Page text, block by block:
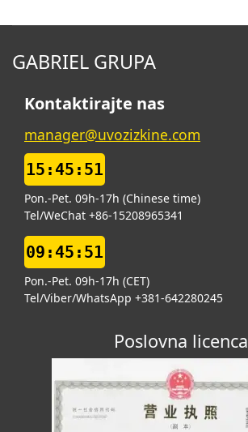
GABRIEL GRUPA
Kontaktirajte nas
manager@uvozizkine.com
15:45:52
Pon.-Pet. 09h-17h (Chinese time)
Tel/WeChat +86-15208965341
09:45:52
Pon.-Pet. 09h-17h (CET)
Tel/Viber/WhatsApp +381-642280245
Poslovna licenca